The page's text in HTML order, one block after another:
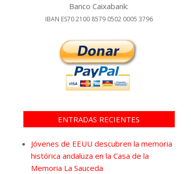
Banco Caixabank:
IBAN ES70 2100 8579 0502 0005 3796
ENTRADAS RECIENTES
Jóvenes de EEUU descubren la memoria
histórica andaluza en la Casa de la
Memoria La Sauceda